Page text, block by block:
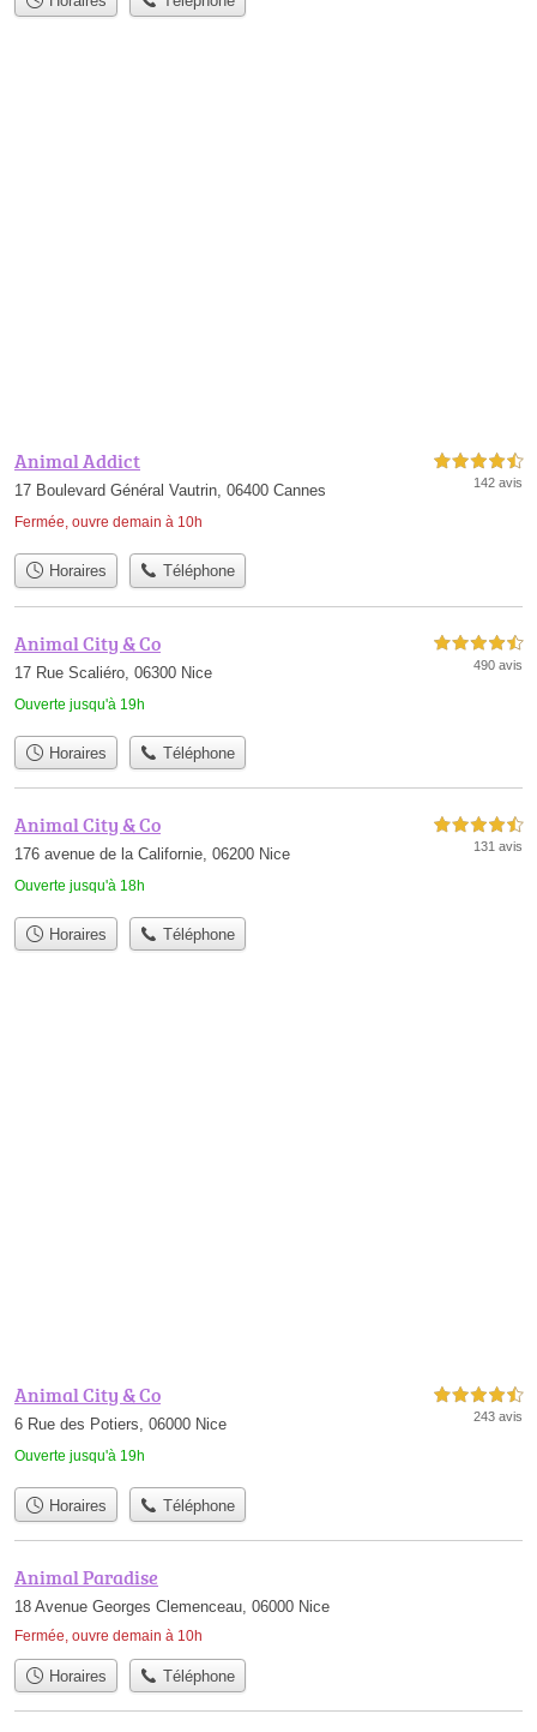
Animal Addict
17 Boulevard Général Vautrin, 06400 Cannes
Fermée, ouvre demain à 10h
4,5 étoiles sur 5
142 avis
Horaires Téléphone
Animal City & Co
17 Rue Scaliéro, 06300 Nice
Ouverte jusqu'à 19h
4,5 étoiles sur 5
490 avis
Horaires Téléphone
Animal City & Co
176 avenue de la Californie, 06200 Nice
Ouverte jusqu'à 18h
4,5 étoiles sur 5
131 avis
Horaires Téléphone
Animal City & Co
6 Rue des Potiers, 06000 Nice
Ouverte jusqu'à 19h
4,5 étoiles sur 5
243 avis
Horaires Téléphone
Animal Paradise
18 Avenue Georges Clemenceau, 06000 Nice
Fermée, ouvre demain à 10h
Horaires Téléphone